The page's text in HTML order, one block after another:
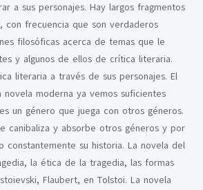
a sus personajes. Hay largos fragmentos
con frecuencia que son verdaderos
filosóficas acerca de temas que le
y algunos de ellos de crítica literaria.
literaria a través de sus personajes. El
moderna ya vemos suficientes
un género que juega con otros géneros.
canibaliza y absorbe otros géneros y por
constantemente su historia. La novela del
la ética de la tragedia, las formas
Flaubert, en Tolstoi. La novela